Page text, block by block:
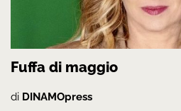
Fuffa di maggio
di DINAMOpress